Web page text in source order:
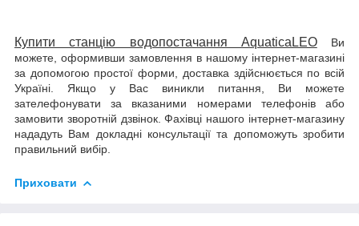
Купити станцію водопостачання AquaticaLEOВи
можете, оформивши замовлення в нашому інтернет-магазині
за допомогою простої форми, доставка здійснюється по всій
Україні. Якщо у Вас виникли питання, Ви можете
зателефонувати за вказаними номерами телефонів або
замовити зворотній дзвінок. Фахівці нашого інтернет-магазину
нададуть Вам докладні консультації та допоможуть зробити
правильний вибір.
Приховати